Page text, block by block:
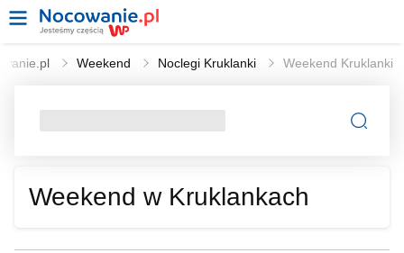
Weekend Noclegi Kruklanki Weekend Kruklanki
Weekend w Kruklankach